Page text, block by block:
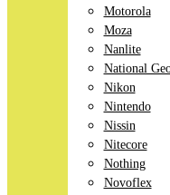
Motorola
Moza
Nanlite
National
Nikon
Nintendo
Nissin
Nitecore
Nothing
Novoflex